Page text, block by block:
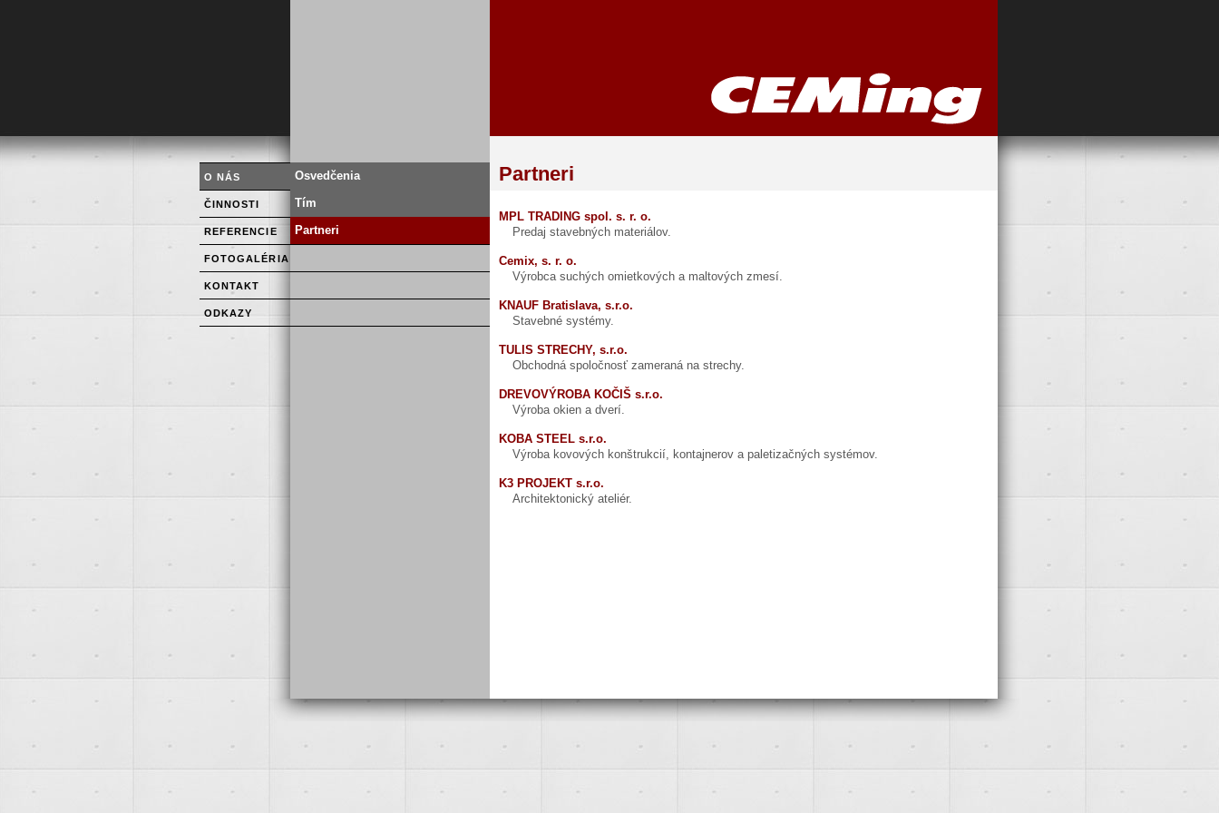
O NÁS
ČINNOSTI
REFERENCIE
FOTOGALÉRIA
KONTAKT
ODKAZY
Osvedčenia
Tím
Partneri
Partneri
MPL TRADING spol. s. r. o.
Predaj stavebných materiálov.
Cemix, s. r. o.
Výrobca suchých omietkových a maltových zmesí.
KNAUF Bratislava, s.r.o.
Stavebné systémy.
TULIS STRECHY, s.r.o.
Obchodná spoločnosť zameraná na strechy.
DREVOVÝROBA KOČIŠ s.r.o.
Výroba okien a dverí.
KOBA STEEL s.r.o.
Výroba kovových konštrukcií, kontajnerov a paletizačných systémov.
K3 PROJEKT s.r.o.
Architektonický ateliér.